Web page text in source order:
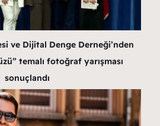
ve Dijital Denge Derneği’nden
temalı fotoğraf yarışması
sonuçlandı